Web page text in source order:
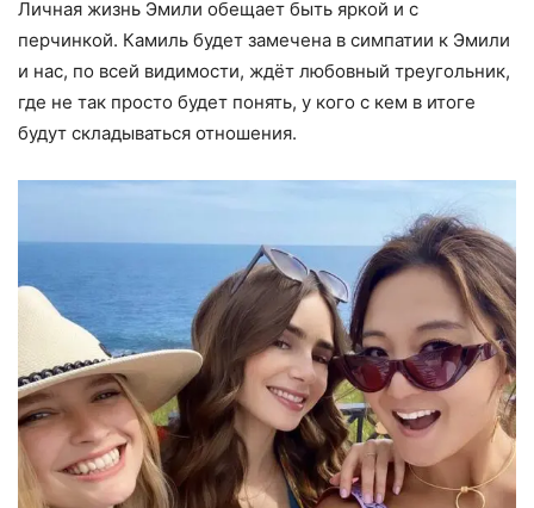
Личная жизнь Эмили обещает быть яркой и с
перчинкой. Камиль будет замечена в симпатии к Эмили
и нас, по всей видимости, ждёт любовный треугольник,
где не так просто будет понять, у кого с кем в итоге
будут складываться отношения.